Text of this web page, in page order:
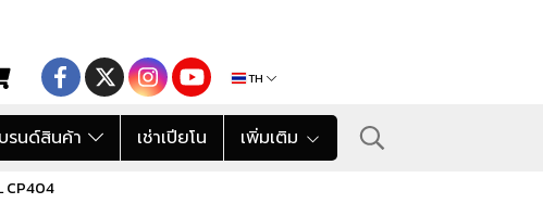
TH
รนด์สินค้า เช่าเปียโน เพิ่มเติม
CP404